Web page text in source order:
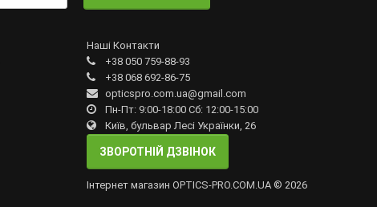
Наші Контакти
+38 050 759-88-93
+38 068 692-86-75
opticspro.com.ua@gmail.com
Пн-Пт: 9:00-18:00 Сб: 12:00-15:00
Київ, бульвар Лесі Українки, 26
ЗВОРОТНІЙ ДЗВІНОК
Інтернет магазин OPTICS-PRO.COM.UA © 2026